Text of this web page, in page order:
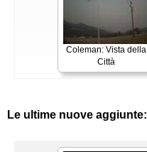
Coleman: Vista della
Città
Le ultime nuove aggiunte: